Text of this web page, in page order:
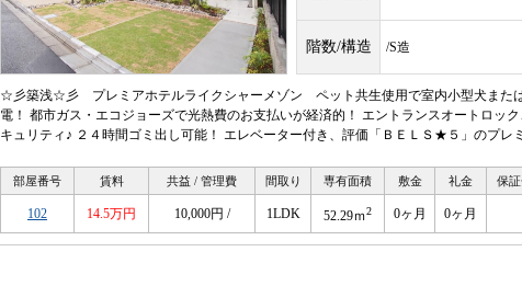
階数/構造 /S造
☆彡築浅☆彡 プレミアホテルライクシャーメゾン ペット共生使用で室内小型犬また
電！ 都市ガス・エコジョーズで光熱費のお支払いが経済的！ エントランスオートロッ
キュリティ♪ ２４時間ゴミ出し可能！ エレベーター付き、評価「ＢＥＬＳ★５」のプ
部屋番号 賃料 共益 / 管理費 間取り 専有面積 敷金 礼金 保
102 14.5万円 10,000円 / 1LDK 52.29ｍ2 0ヶ月 0ヶ月